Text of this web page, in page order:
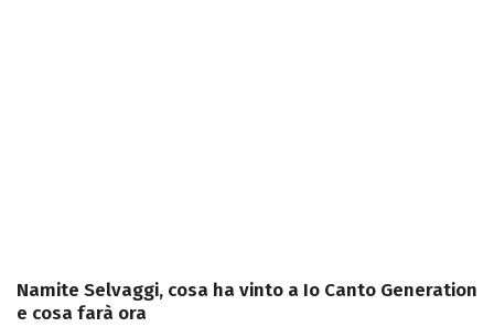
Namite Selvaggi, cosa ha vinto a Io Canto Generation
e cosa farà ora